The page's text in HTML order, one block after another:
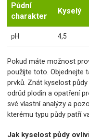
Půdní
charakter
Kyselý
pH 4,5
Pokud máte možnost
použijte toto. Objednejte
prvků. Znát kyselost
odrůd plodin a opatření
své vlastní analýzy a
kterému typu půdy patří
Jak kyselost půdy